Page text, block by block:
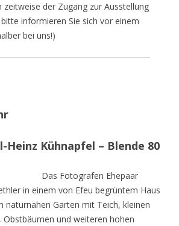
zeitweise der Zugang zur Ausstellung
informieren Sie sich vor einem
bei uns!)
Heinz Kühnapfel – Blende 80
Das Fotografen Ehepaar
in einem von Efeu begrüntem Haus
naturnahen Garten mit Teich, kleinen
Obstbäumen und weiteren hohen